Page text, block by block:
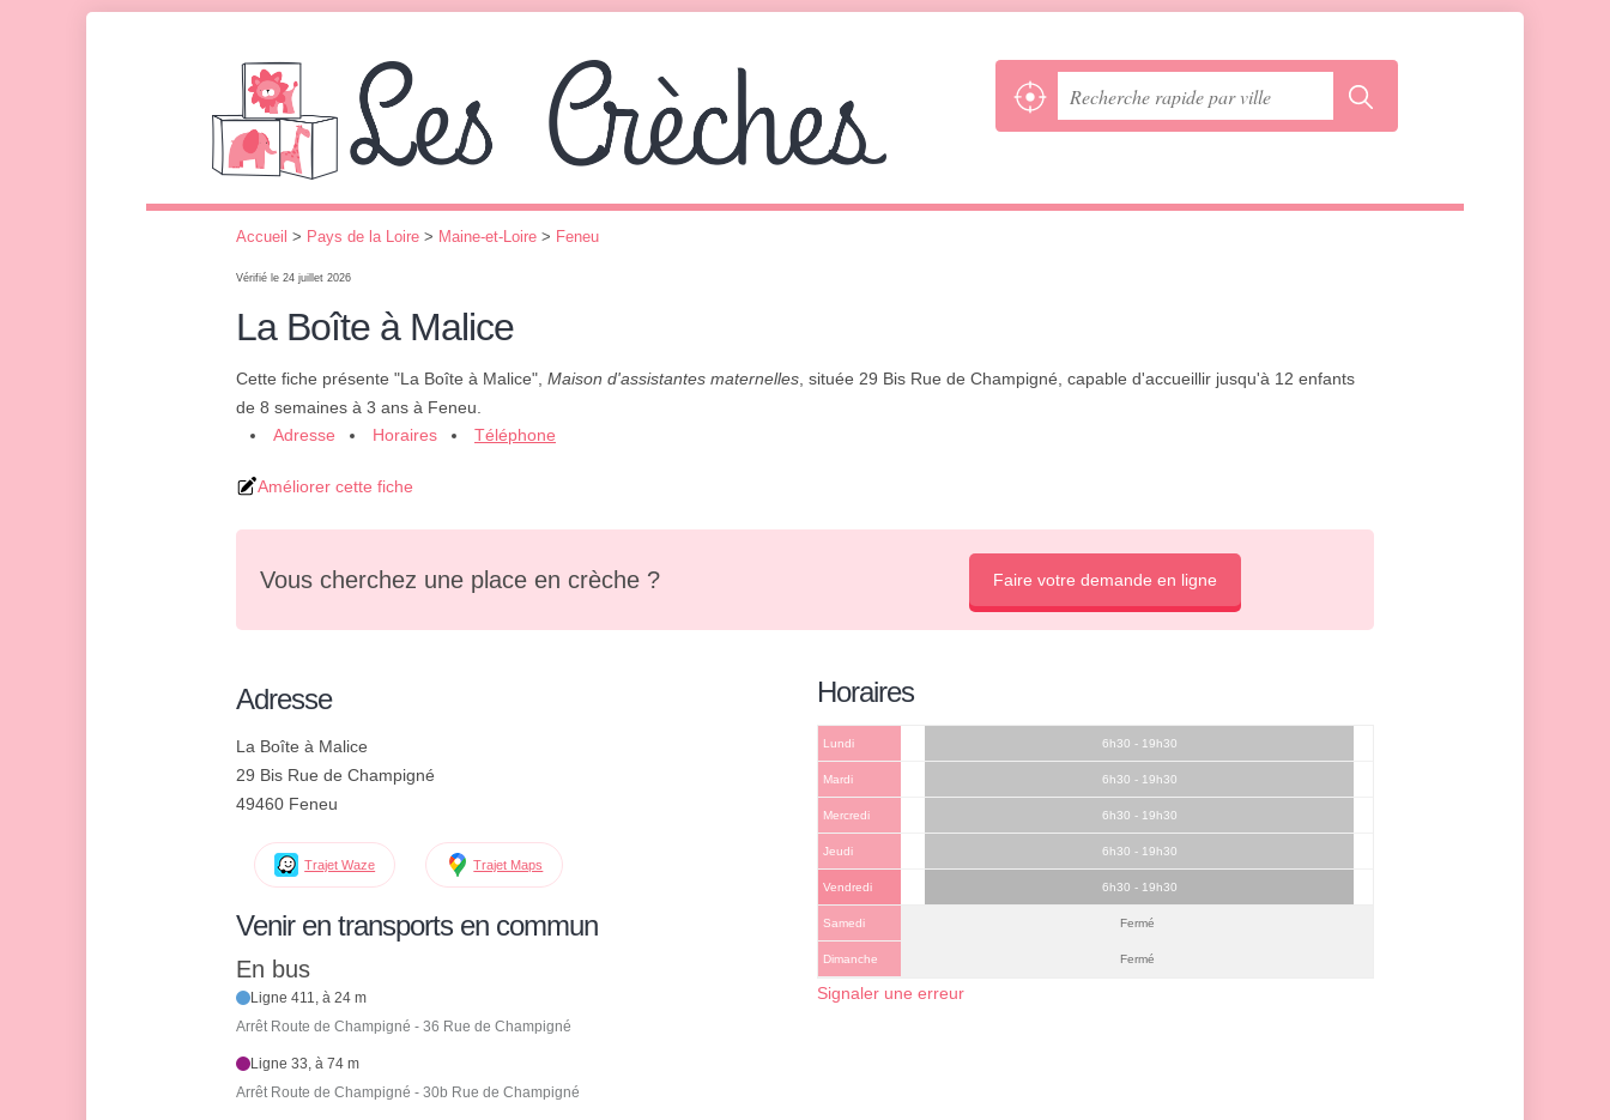
Accueil > Pays de la Loire > Maine-et-Loire > Feneu
Vérifié le 24 juillet 2026
La Boîte à Malice
Cette fiche présente "La Boîte à Malice", Maison d'assistantes maternelles , située 29 Bis Rue de Champigné, capable d'accueillir jusqu'à 12 enfants
de 8 semaines à 3 ans à Feneu.
Adresse
Horaires Téléphone
Améliorer cette fiche
Vous cherchez une place en crèche ? Faire votre demande en ligne
Adresse
La Boîte à Malice
29 Bis Rue de Champigné
49460 Feneu
Trajet Waze Trajet Maps
Venir en transports en commun
En bus
Ligne 411, à 24 m
Arrêt Route de Champigné - 36 Rue de Champigné
Ligne 33, à 74 m
Arrêt Route de Champigné - 30b Rue de Champigné
Horaires
Lundi 6h30 - 19h30
Mardi 6h30 - 19h30
Mercredi 6h30 - 19h30
Jeudi 6h30 - 19h30
Vendredi 6h30 - 19h30
Samedi Fermé
Dimanche Fermé
Signaler une erreur